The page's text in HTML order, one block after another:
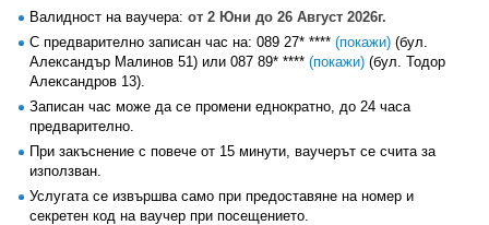
Валидност на ваучера: от 2 Юни до 26 Август 2026г.
С предварително записан час на: 089 27* **** (покажи) (бул.
Александър Малинов 51) или 087 89* **** (покажи) (бул. Тодор
Александров 13).
Записан час може да се промени еднократно, до 24 часа
предварително.
При закъснение с повече от 15 минути, ваучерът се счита за
използван.
Услугата се извършва само при предоставяне на номер и
секретен код на ваучер при посещението.